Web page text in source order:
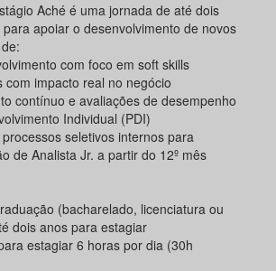
Aché é uma jornada de até dois
apoiar o desenvolvimento de novos
com foco em soft skills
com impacto real no negócio
contínuo e avaliações de desempenho
Individual (PDI)
seletivos internos para
de Analista Jr. a partir do 12º mês
(bacharelado, licenciatura ou
dois anos para estagiar
estagiar 6 horas por dia (30h